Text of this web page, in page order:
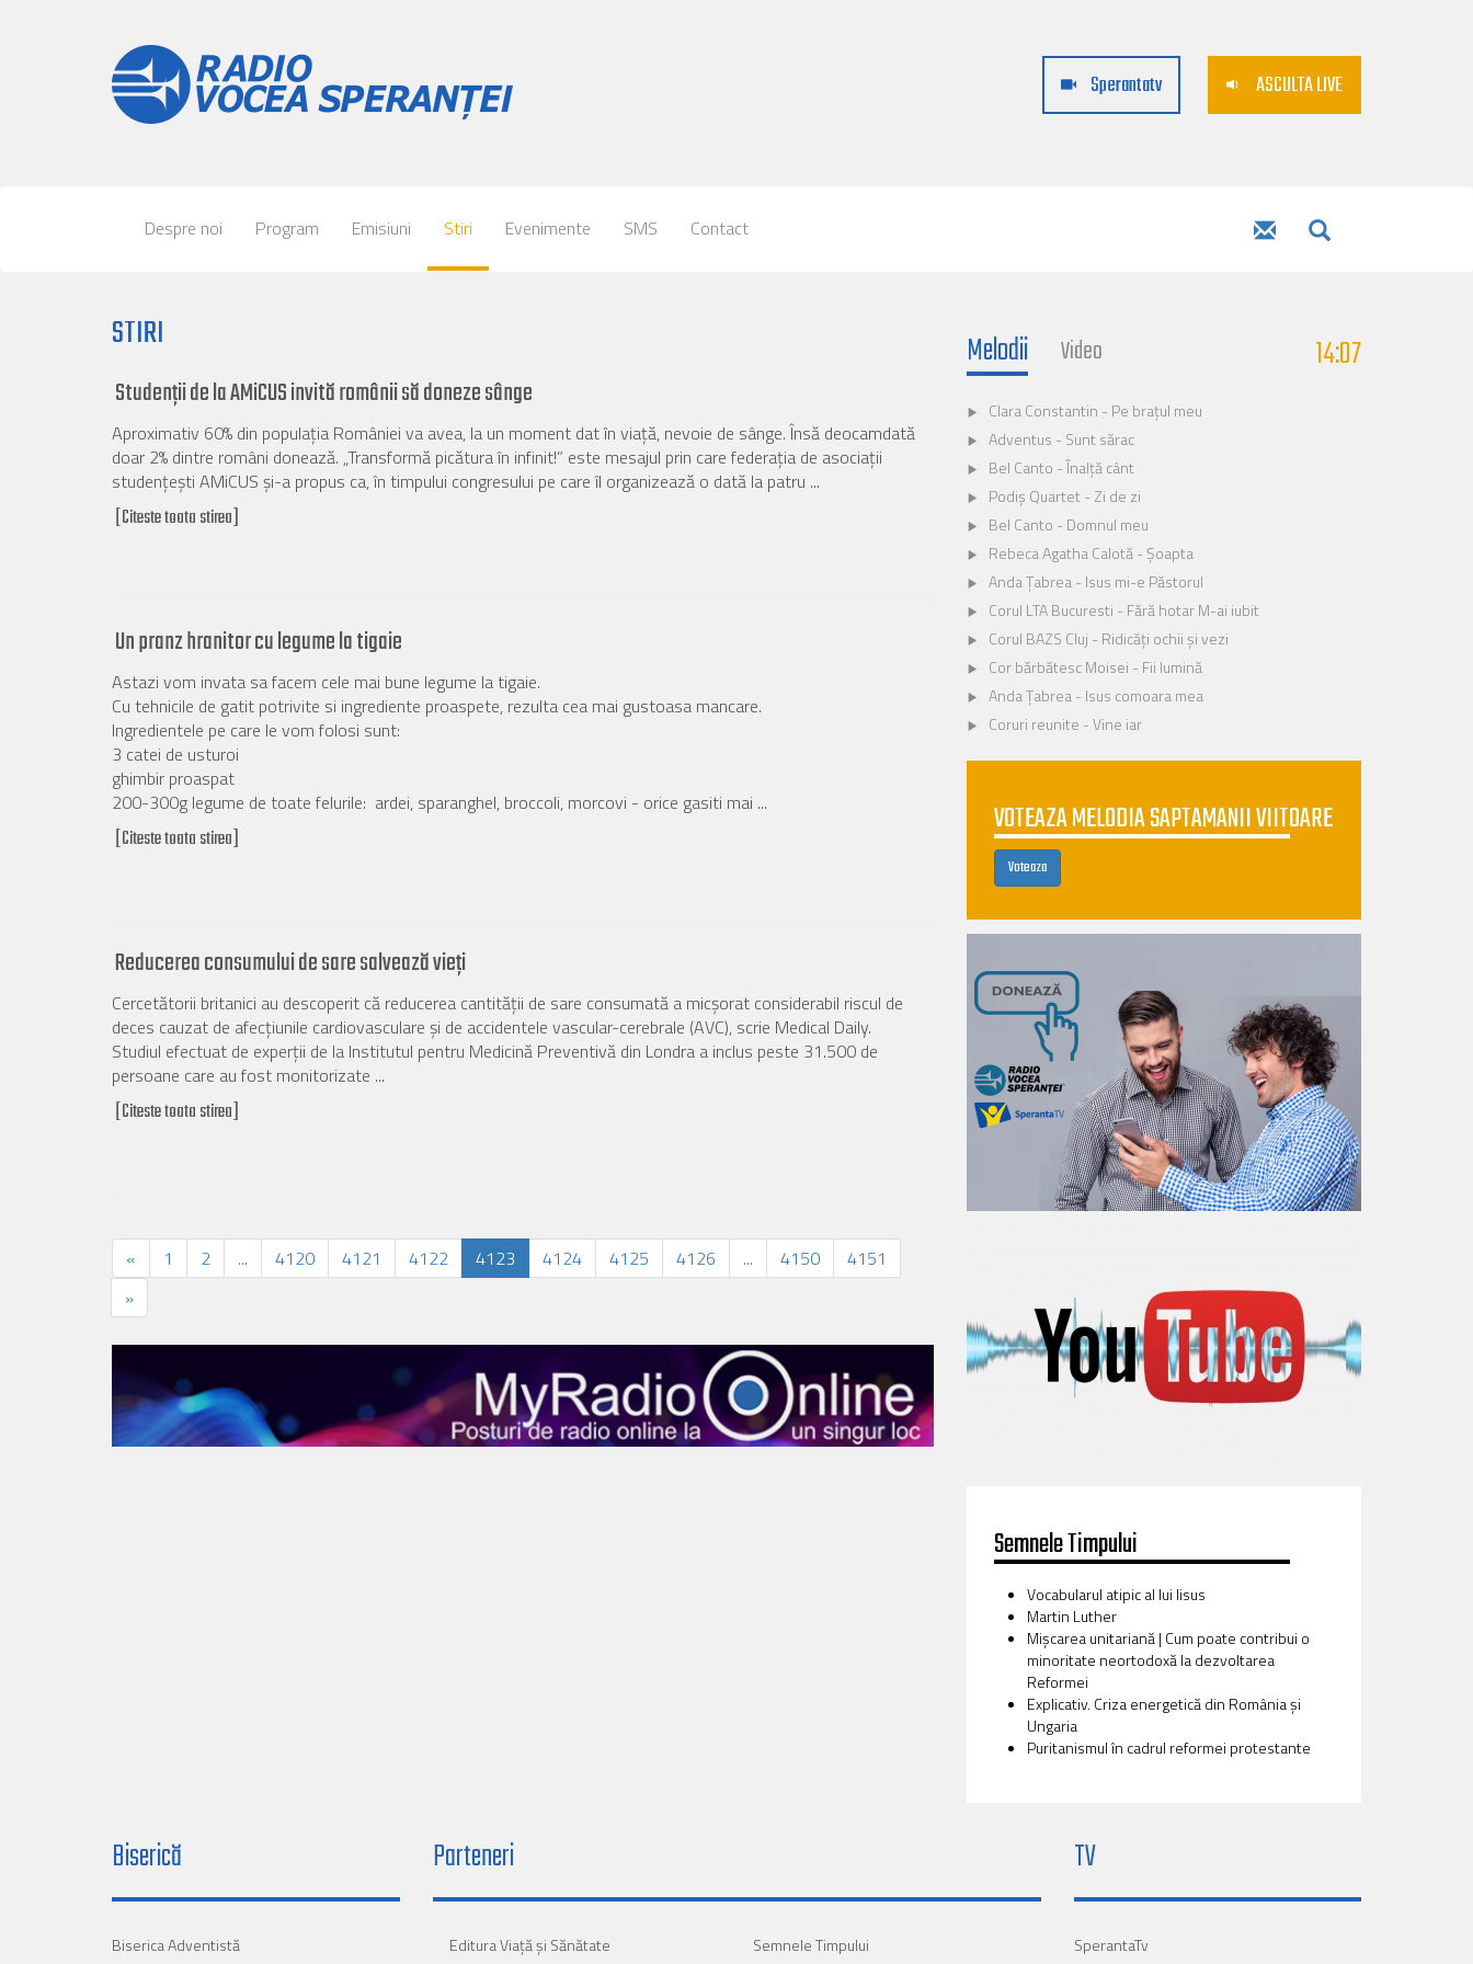
ASCULTA LIVE
Sperantatv
Despre noi Program Emisiuni Stiri Evenimente SMS Contact
STIRI
Studenții de la AMiCUS invită românii să doneze sânge
Aproximativ 60% din populația României va avea, la un moment dat în viață, nevoie de sânge. Însă deocamdată
doar 2% dintre români donează. „Transformă picătura în infinit!” este mesajul prin care federația de asociații
studențești AMiCUS și-a propus ca, în timpului congresului pe care îl organizează o dată la patru ...
[Citeste toata stirea]
Un pranz hranitor cu legume la tigaie
Astazi vom invata sa facem cele mai bune legume la tigaie.
Cu tehnicile de gatit potrivite si ingrediente proaspete, rezulta cea mai gustoasa mancare.
Ingredientele pe care le vom folosi sunt:
3 catei de usturoi
ghimbir proaspat
200-300g legume de toate felurile: ardei, sparanghel, broccoli, morcovi - orice gasiti mai ...
[Citeste toata stirea]
Reducerea consumului de sare salvează vieți
Cercetătorii britanici au descoperit că reducerea cantității de sare consumată a micșorat considerabil riscul de
deces cauzat de afecțiunile cardiovasculare și de accidentele vascular-cerebrale (AVC), scrie Medical Daily.
Studiul efectuat de experții de la Institutul pentru Medicină Preventivă din Londra a inclus peste 31.500 de
persoane care au fost monitorizate ...
[Citeste toata stirea]
« 1 2 ... 4120 4121 4122 4123 4124 4125 4126 ... 4150
4151
»
Melodii Video 14:07
Clara Constantin - Pe brațul meu
Adventus - Sunt sărac
Bel Canto - Înalță cânt
Podiș Quartet - Zi de zi
Bel Canto - Domnul meu
Rebeca Agatha Calotă - Șoapta
Anda Țabrea - Isus mi-e Păstorul
Corul LTA Bucuresti - Fără hotar M-ai iubit
Corul BAZS Cluj - Ridicăți ochii și vezi
Cor bărbătesc Moisei - Fii lumină
Anda Ţabrea - Isus comoara mea
Coruri reunite - Vine iar
VOTEAZA MELODIA SAPTAMANII VIITOARE
Voteaza
Semnele Timpului
Vocabularul atipic al lui Iisus
Martin Luther
Mișcarea unitariană | Cum poate contribui o
minoritate neortodoxă la dezvoltarea
Reformei
Explicativ. Criza energetică din România și
Ungaria
Puritanismul în cadrul reformei protestante
Biserică
Biserica Adventistă
Parteneri
Editura Viaţă şi Sănătate Semnele Timpului
TV
SperantaTv